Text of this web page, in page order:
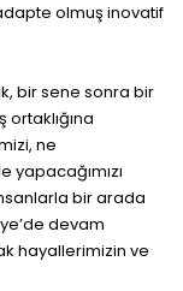
olmuş inovatif
bir sene sonra bir
ne
yapacağımızı
bir arada
devam
hayallerimizin ve